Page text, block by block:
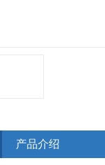
产品介绍